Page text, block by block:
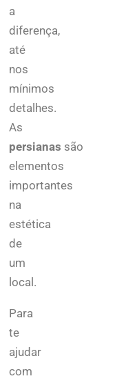
a
diferença,
até
nos
mínimos
detalhes.
As
persianas são
elementos
importantes
na
estética
de
um
local.
Para
te
ajudar
com